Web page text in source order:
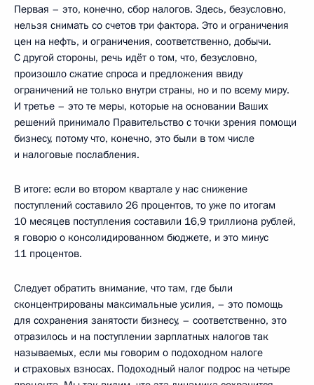
Первая – это, конечно, сбор налогов. Здесь, безусловно,
нельзя снимать со счетов три фактора. Это и ограничения
цен на нефть, и ограничения, соответственно, добычи.
С другой стороны, речь идёт о том, что, безусловно,
произошло сжатие спроса и предложения ввиду
ограничений не только внутри страны, но и по всему миру.
И третье – это те меры, которые на основании Ваших
решений принимало Правительство с точки зрения помощи
бизнесу, потому что, конечно, это были в том числе
и налоговые послабления.
В итоге: если во втором квартале у нас снижение
поступлений составило 26 процентов, то уже по итогам
10 месяцев поступления составили 16,9 триллиона рублей,
я говорю о консолидированном бюджете, и это минус
11 процентов.
Следует обратить внимание, что там, где были
сконцентрированы максимальные усилия, – это помощь
для сохранения занятости бизнесу, – соответственно, это
отразилось и на поступлении зарплатных налогов так
называемых, если мы говорим о подоходном налоге
и страховых взносах. Подоходный налог подрос на четыре